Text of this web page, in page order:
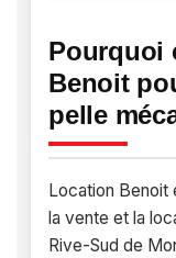
Pourquoi
Benoit
pelle
Location
la vente et la
Rive-Sud de